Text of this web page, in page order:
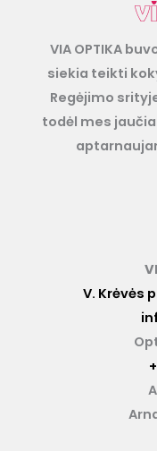
VIA OPTIKA
siekia teikti
Regėjimo
todėl mes
V. Krėvės